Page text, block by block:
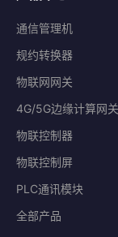
通信管理机
规约转换器
物联网网关
4G/5G边缘计算网关
物联控制器
物联控制屏
PLC通讯模块
全部产品